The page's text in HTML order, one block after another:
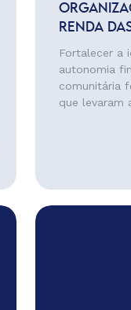
RENDA
Fortalecer a
autonomia
comunitária
que levaram